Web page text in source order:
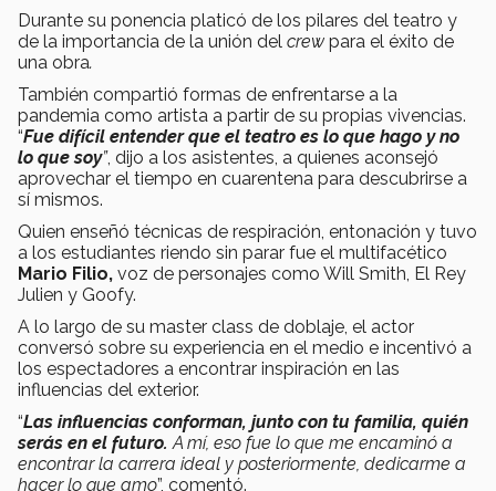
Durante su ponencia platicó de los pilares del teatro y
de la importancia de la unión del crew para el éxito de
una obra.
También compartió formas de enfrentarse a la
pandemia como artista a partir de su propias vivencias.
“Fue difícil entender que el teatro es lo que hago y no
lo que soy”, dijo a los asistentes, a quienes aconsejó
aprovechar el tiempo en cuarentena para descubrirse a
sí mismos.
Quien enseñó técnicas de respiración, entonación y tuvo
a los estudiantes riendo sin parar fue el multifacético
Mario Filio, voz de personajes como Will Smith, El Rey
Julien y Goofy.
A lo largo de su master class de doblaje, el actor
conversó sobre su experiencia en el medio e incentivó a
los espectadores a encontrar inspiración en las
influencias del exterior.
“Las influencias conforman, junto con tu familia, quién
serás en el futuro. A mí, eso fue lo que me encaminó a
encontrar la carrera ideal y posteriormente, dedicarme a
hacer lo que amo”, comentó.